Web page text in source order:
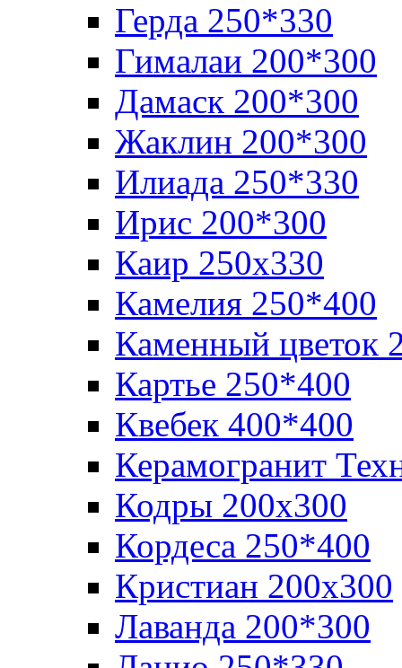
Герда 250*330
Гималаи 200*300
Дамаск 200*300
Жаклин 200*300
Илиада 250*330
Ирис 200*300
Каир 250х330
Камелия 250*400
Каменный цветок
Картье 250*400
Квебек 400*400
Керамогранит
Кодры 200х300
Кордеса 250*400
Кристиан 200х300
Лаванда 200*300